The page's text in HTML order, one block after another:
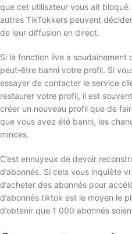
que cet utilisateur vous ait
autres TikTokkers peuvent
de leur diffusion en direct.
Si la fonction live a
peut-être banni votre profil. Si
essayer de contacter le service
restaurer votre profil, il est
créer un nouveau profil que de
que vous avez été banni, les
minces.
C’est ennuyeux de devoir
d’abonnés. Si cela vous inquiète
d’acheter des abonnés pour
d’abonnés tiktok est le moyen le
d’obtenir que 1 000 abonnés